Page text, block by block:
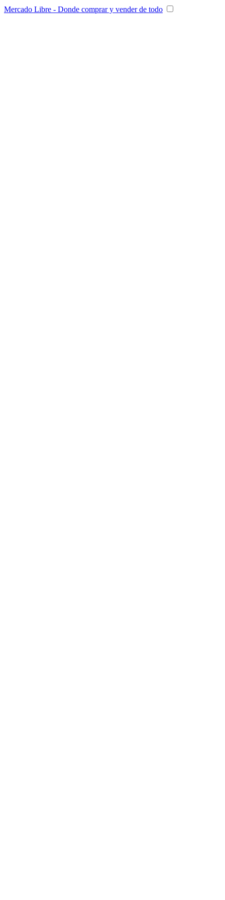
Mercado Libre - Donde comprar y vender de todo